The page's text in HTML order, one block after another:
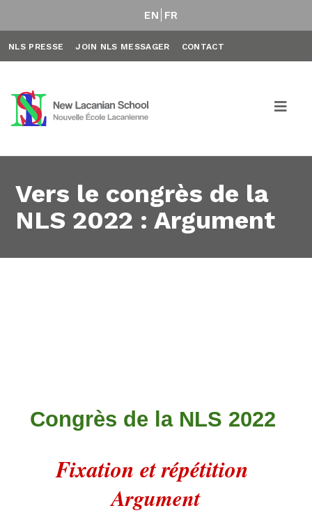
EN FR
NLS PRESSE JOIN NLS MESSAGER CONTACT
Vers le congrès de la
NLS 2022 : Argument
Congrès de la NLS 2022
Fixation et répétition
Argument